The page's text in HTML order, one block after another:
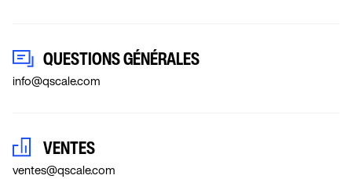
QUESTIONS GÉNÉRALES
info@qscale.com
VENTES
ventes@qscale.com